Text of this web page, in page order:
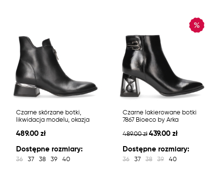
Czarne skórzane botki,
likwidacja modelu, okazja
489.00 zł
Dostępne rozmiary:
36 37 38 39 40
Czarne lakierowane botki
7867 Bioeco by Arka
489.00 zł 439.00 zł
Dostępne rozmiary:
36 37 38 39 40